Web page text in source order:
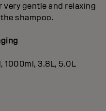
gentle and relaxing
shampoo.
1000ml, 3.8L, 5.0L